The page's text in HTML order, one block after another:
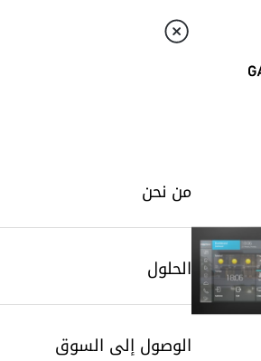
من نحن
الحلول
الوصول إلى السوق